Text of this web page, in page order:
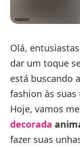
Olá,
dar um toque
está buscando
fashion às
Hoje, vamos
decorada
fazer suas